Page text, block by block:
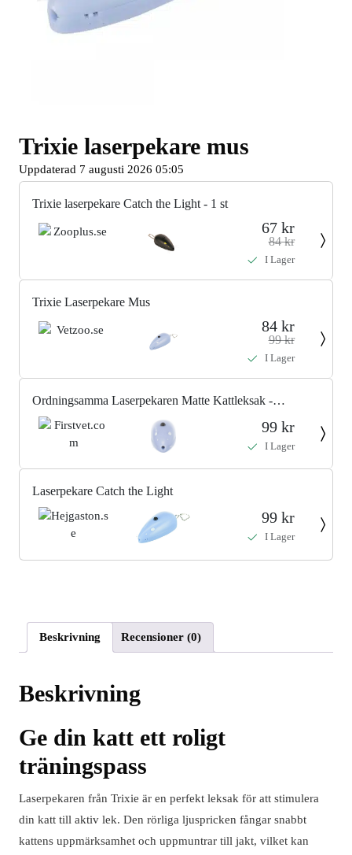
Trixie laserpekare mus
Uppdaterad 7 augusti 2026 05:05
Trixie laserpekare Catch the Light - 1 st
67 kr
84 kr
I Lager
Trixie Laserpekare Mus
84 kr
99 kr
I Lager
Ordningsamma Laserpekaren Matte Kattleksak -
Laserpekare
99 kr
I Lager
Laserpekare Catch the Light
99 kr
I Lager
Beskrivning Recensioner (0)
Beskrivning
Ge din katt ett roligt
träningspass
Laserpekaren från Trixie är en perfekt leksak för att stimulera
din katt till aktiv lek. Den rörliga ljuspricken fångar snabbt
kattens uppmärksamhet och uppmuntrar till jakt, vilket kan